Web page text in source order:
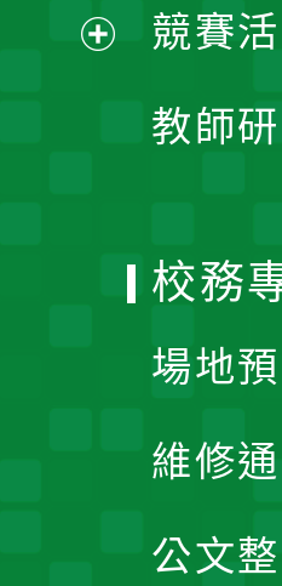
競賽
教師
開
校務
場地
維修
公文